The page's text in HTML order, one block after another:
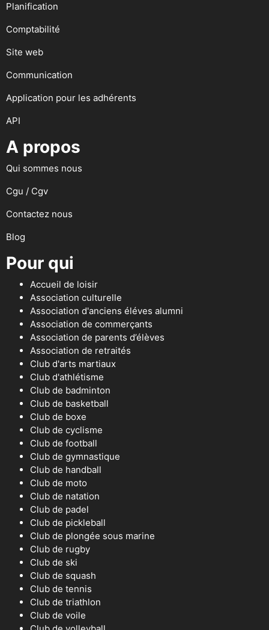
Planification
Comptabilité
Site web
Communication
Application pour les adhérents
API
A propos
Qui sommes nous
Cgu / Cgv
Contactez nous
Blog
Pour qui
Accueil de loisir
Association culturelle
Association d'anciens éléves alumni
Association de commerçants
Association de parents d’élèves
Association de retraités
Club d'arts martiaux
Club d'athlétisme
Club de badminton
Club de basketball
Club de boxe
Club de cyclisme
Club de football
Club de gymnastique
Club de handball
Club de moto
Club de natation
Club de padel
Club de pickleball
Club de plongée sous marine
Club de rugby
Club de ski
Club de squash
Club de tennis
Club de triathlon
Club de voile